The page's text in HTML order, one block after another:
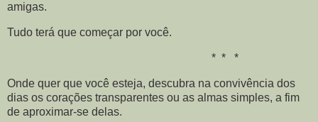
amigas.
Tudo terá que começar por você.
* * *
Onde quer que você esteja, descubra na convivência dos
dias os corações transparentes ou as almas simples, a fim
de aproximar-se delas.